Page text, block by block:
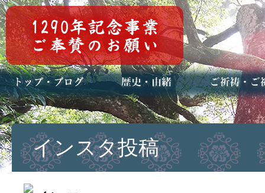
トップページ
ブログ(日々八百万)
お知らせ一覧 歴史・ご祭神
年中行事
メディア掲載 ご祈祷・ご祈
安産祈願
初宮参り
七五三詣
長寿のお祝い
神前結婚式
厄祓い・方位
車のお祓い
地鎮祭
神葬祭（神式
インスタ投稿